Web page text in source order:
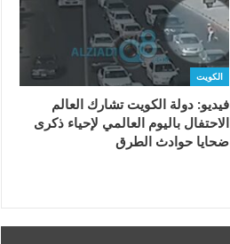
الكويت
فيديو: دولة الكويت تشارك العالم
الاحتفال باليوم العالمي لإحياء ذكرى
ضحايا حوادث الطرق